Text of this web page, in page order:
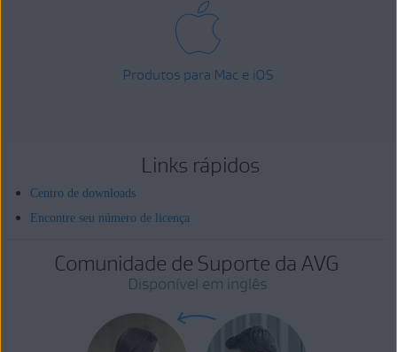
Produtos para Mac e iOS
Links rápidos
Centro de downloads
Encontre seu número de licença
Comunidade de Suporte da AVG
Disponível em inglês